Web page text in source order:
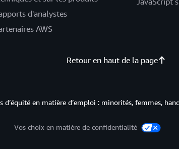
d'analystes
AWS
Retour en haut de la page
en matière d’emploi : minorités, femmes,
Vos choix en matière de confidentialité